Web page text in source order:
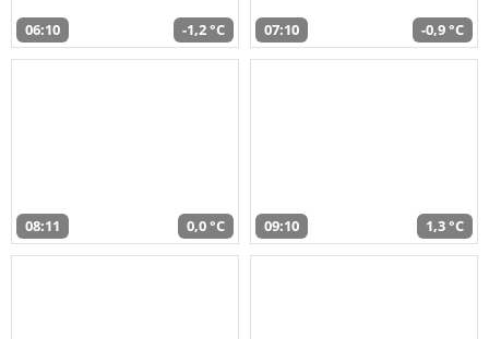
06:10 -1,2 °C 07:10 -0,9 °C
08:11 0,0 °C 09:10 1,3 °C